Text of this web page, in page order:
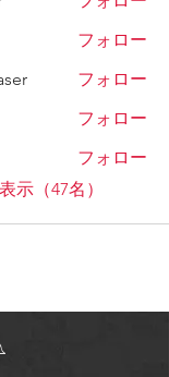
フォロー
フォロー
フォロー
フォロー
示（47名）